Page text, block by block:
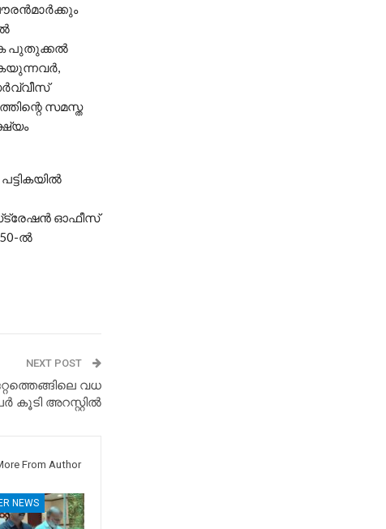
പുതുക്കൽ
സമസ്ത
ഓഫീസ്
ൽ
NEXT POST
വധ
കൂടി അറസ്റ്റിൽ
From Author
NEWS